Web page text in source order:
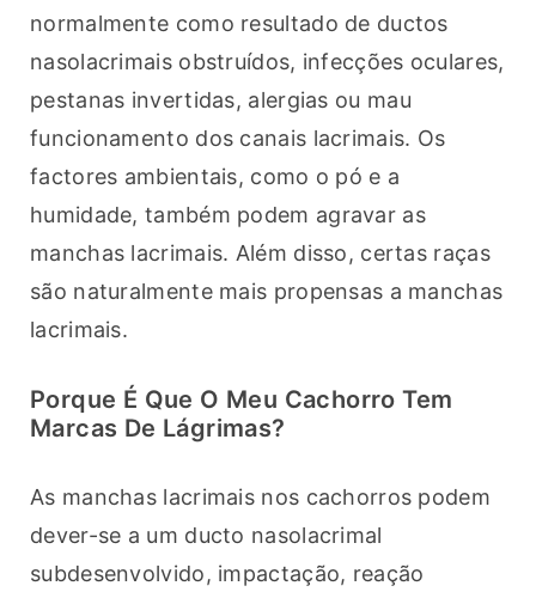
normalmente como resultado de ductos
nasolacrimais obstruídos, infecções oculares,
pestanas invertidas, alergias ou mau
funcionamento dos canais lacrimais. Os
factores ambientais, como o pó e a
humidade, também podem agravar as
manchas lacrimais. Além disso, certas raças
são naturalmente mais propensas a manchas
lacrimais.
Porque É Que O Meu Cachorro Tem
Marcas De Lágrimas?
As manchas lacrimais nos cachorros podem
dever-se a um ducto nasolacrimal
subdesenvolvido, impactação, reação